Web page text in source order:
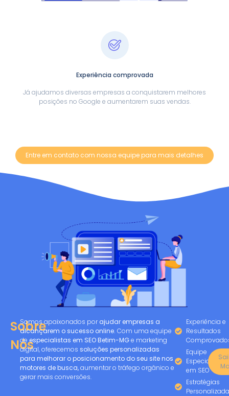
Experiência comprovada
Já ajudamos diversas empresas a conquistarem melhores
posições no Google e aumentarem suas vendas.
Entre em contato com nossa equipe para mais detalhes
Sobre
Nós
Somos apaixonados porajudar empresas a
alcançarem o sucesso online. Com uma equipe
deespecialistas em SEO Betim-MGe marketing
digital, oferecemos soluções personalizadas
para melhorar o posicionamento do seu site nos
motores de busca,aumentar o tráfego orgânico e
gerar mais conversões.
Experiência e
Resultados
Equipe
Especializada
em SEO
Estratégias